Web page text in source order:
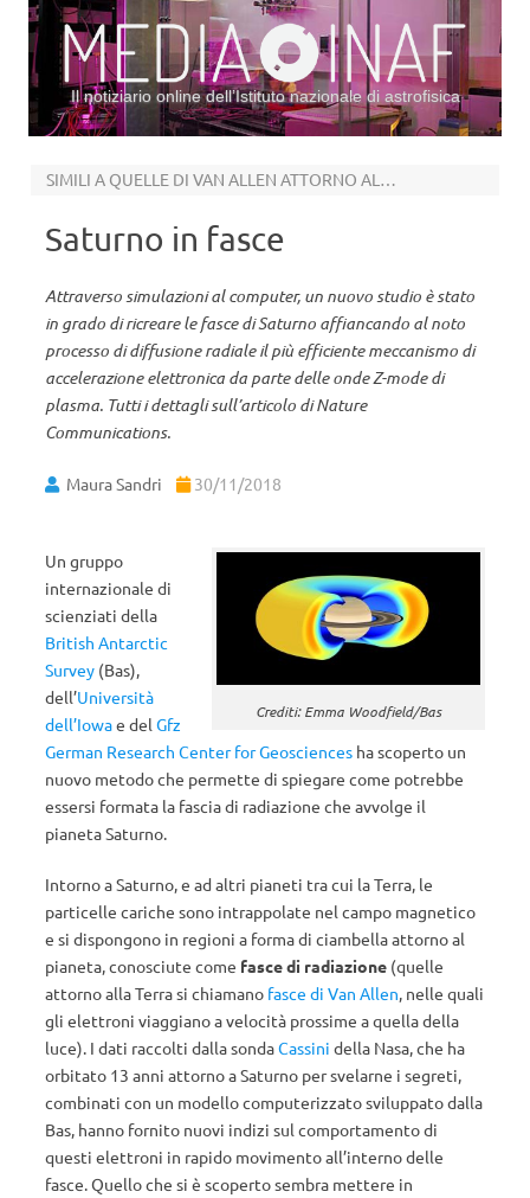
Il notiziario online dell’Istituto nazionale di astrofisica
SIMILI A QUELLE DI VAN ALLEN ATTORNO ALLA TERRA
Saturno in fasce
Attraverso simulazioni al computer, un nuovo studio è stato
in grado di ricreare le fasce di Saturno affiancando al noto
processo di diffusione radiale il più efficiente meccanismo di
accelerazione elettronica da parte delle onde Z-mode di
plasma. Tutti i dettagli sull’articolo di Nature
Communications.
Maura Sandri 30/11/2018
Crediti: Emma Woodfield/Bas
Un gruppo
internazionale di
scienziati della
British Antarctic
Survey (Bas),
dell’Università
dell’Iowae del Gfz
German Research Center for Geosciences ha scoperto un
nuovo metodo che permette di spiegare come potrebbe
essersi formata la fascia di radiazione che avvolge il
pianeta Saturno.
Intorno a Saturno, e ad altri pianeti tra cui la Terra, le
particelle cariche sono intrappolate nel campo magnetico
e si dispongono in regioni a forma di ciambella attorno al
pianeta, conosciute come fasce di radiazione (quelle
attorno alla Terra si chiamano fasce di Van Allen, nelle quali
gli elettroni viaggiano a velocità prossime a quella della
luce). I dati raccolti dalla sondaCassini della Nasa, che ha
orbitato 13 anni attorno a Saturno per svelarne i segreti,
combinati con un modello computerizzato sviluppato dalla
Bas, hanno fornito nuovi indizi sul comportamento di
questi elettroni in rapido movimento all’interno delle
fasce. Quello che si è scoperto sembra mettere in